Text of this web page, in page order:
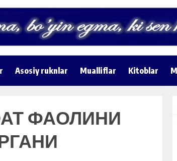
Asosiy ruknlar Mualliflar Kitoblar
ФАОЛИНИ